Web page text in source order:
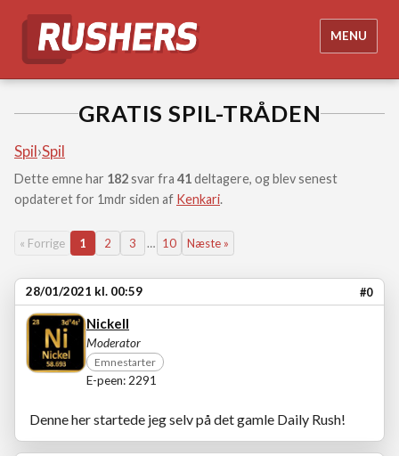
MENU
GRATIS SPIL-TRÅDEN
Spil›Spil
Dette emne har 182svar fra 41deltagere, og blev senest
opdateret for 1mdr siden af Kenkari.
« Forrige 1 2 3 … 10 Næste »
28/01/2021 kl. 00:59 #0
Nickell
Moderator
Emnestarter
E-peen: 2291
Denne her startede jeg selv på det gamle Daily Rush!